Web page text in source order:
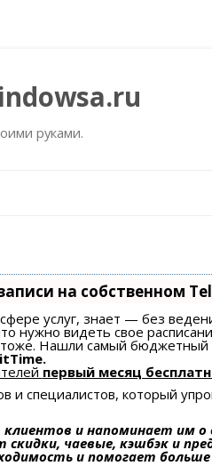
руками.
на собственном
услуг, знает — без
нужно видеть свое
тоже. Нашли самый
первый месяц
и специалистов, который
и напоминает им о
скидки, чаевые, кэшбэк и
и помогает